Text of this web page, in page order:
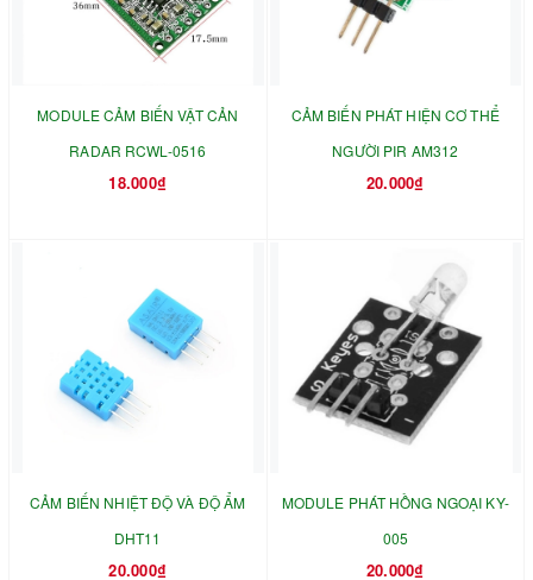
MODULE CẢM BIẾN VẬT CẢN
RADAR RCWL-0516
18.000₫
CẢM BIẾN PHÁT HIỆN CƠ THỂ
NGƯỜI PIR AM312
20.000₫
CẢM BIẾN NHIỆT ĐỘ VÀ ĐỘ ẨM
DHT11
20.000₫
MODULE PHÁT HỒNG NGOẠI KY-
005
20.000₫